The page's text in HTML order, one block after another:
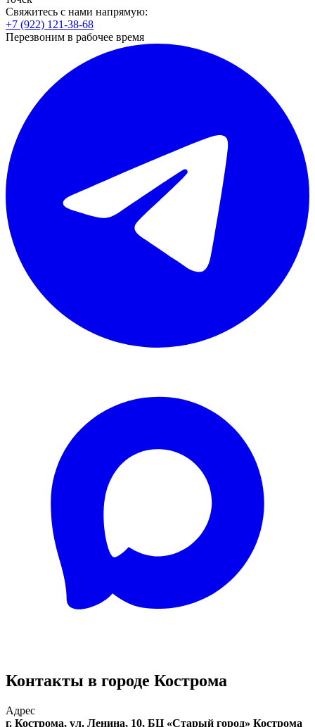
Свяжитесь с нами напрямую:
+7 (922) 121-38-68
Перезвоним в рабочее время
Контакты в городе Кострома
Адрес
г. Кострома, ул. Ленина, 10, БЦ «Старый город» Кострома